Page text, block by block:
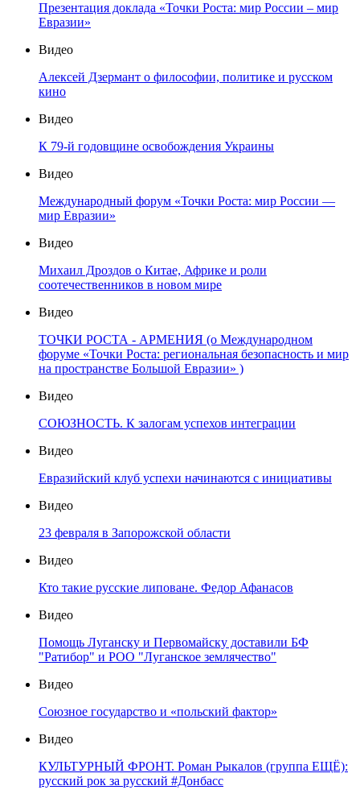
Презентация доклада «Точки Роста: мир России – мир
Евразии»
Видео
Алексей Дзермант о философии, политике и русском
кино
Видео
К 79-й годовщине освобождения Украины
Видео
Международный форум «Точки Роста: мир России —
мир Евразии»
Видео
Михаил Дроздов о Китае, Африке и роли
соотечественников в новом мире
Видео
ТОЧКИ РОСТА - АРМЕНИЯ (о Международном
форуме «Точки Роста: региональная безопасность и мир
на пространстве Большой Евразии» )
Видео
СОЮЗНОСТЬ. К залогам успехов интеграции
Видео
Евразийский клуб успехи начинаются с инициативы
Видео
23 февраля в Запорожской области
Видео
Кто такие русские липоване. Федор Афанасов
Видео
Помощь Луганску и Первомайску доставили БФ
"Ратибор" и РОО "Луганское землячество"
Видео
Союзное государство и «польский фактор»
Видео
КУЛЬТУРНЫЙ ФРОНТ. Роман Рыкалов (группа ЕЩЁ):
русский рок за русский #Донбасс